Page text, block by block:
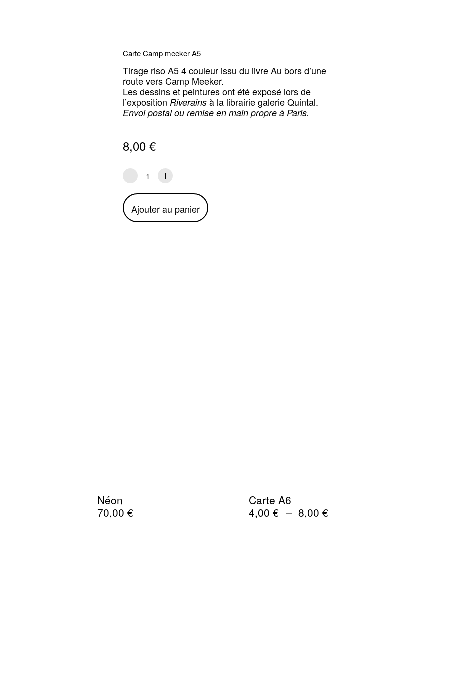
Carte Camp meeker A5
Tirage riso A5 4 couleur issu du livre Au bors d’une
route vers Camp Meeker.
Les dessins et peintures ont été exposé lors de
l’exposition Riverainsà la librairie galerie Quintal.
Envoi postal ou remise en main propre à Paris.
8,00 €
quantité
Carte
Camp
meeker
Ajouter au panier
Néon
70,00€
Carte A6
4,00€ – 8,00€